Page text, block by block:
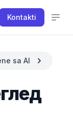
Kontakti
sa AI